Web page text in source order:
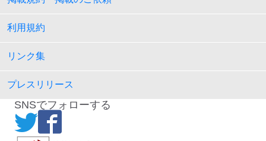
利用規約
リンク集
プレスリリース
SNSでフォローする